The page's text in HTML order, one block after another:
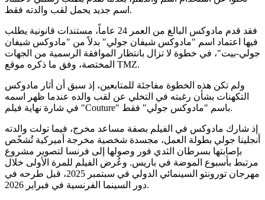
اسم جديد يحمل لقب والدته فقط.
فقد قدم مادوكس البالغ من العمر 24 عاماً، مستندات قانونية يطلب
فيها اعتماد اسم "مادوكس شيفان جولي" بدلاً من "مادوكس شيفان
جولي-بيت"، في خطوة لا تزال بانتظار الموافقة الرسمية من الجهات
المختصة، وفق ما ذكره موقع TMZ.
ولم تكن هذه الخطوة مفاجئة للمتابعين، إذ سبق أن أثار مادوكس
التكهنات بشأن رغبته في التخلي عن لقب والده عندما ظهر اسمه
في شارة نهاية فيلم "Couture" باسم "مادوكس جولي" فقط.
إذ شارك مادوكس في الفيلم بصفة مساعد مخرج، فيما تولت والدته
أنجلينا جولي بطولة العمل، مجسدة شخصية مخرجة أميركية تُشخّص
بإصابتها بسرطان الثدي فور وصولها إلى فرنسا لتصوير مشروع
مرتبط بأسبوع الموضة في باريس. وعُرض الفيلم للمرة الأولى خلال
مهرجان تورونتو السينمائي الدولي في سبتمبر 2025، قبل طرحه في
دور السينما الفرنسية في فبراير 2026.